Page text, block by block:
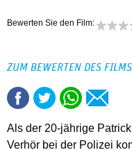
Bewerten Sie den Film:
ZUM BEWERTEN DES
Als der 20-jährige
Verhör bei der Polizei